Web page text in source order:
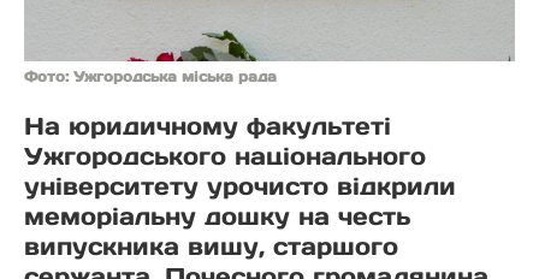
Фото: Ужгородська міська рада
На юридичному факультеті
Ужгородського національного
університету урочисто відкрили
меморіальну дошку на честь
випускника вишу, старшого